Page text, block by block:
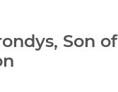
Son of